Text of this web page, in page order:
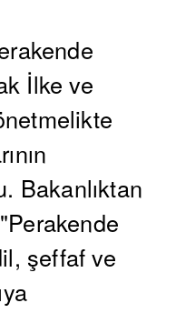
İlke ve
Bakanlıktan
şeffaf ve